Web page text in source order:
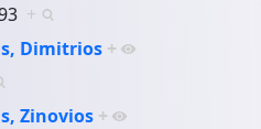
+
Dimitrios +
Zinovios +